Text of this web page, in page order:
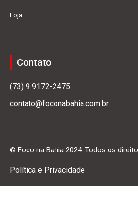
Loja
Contato
(73) 9 9172-2475
contato@foconabahia.com.br
© Foco na Bahia 2024. Todos os
Política e Privacidade